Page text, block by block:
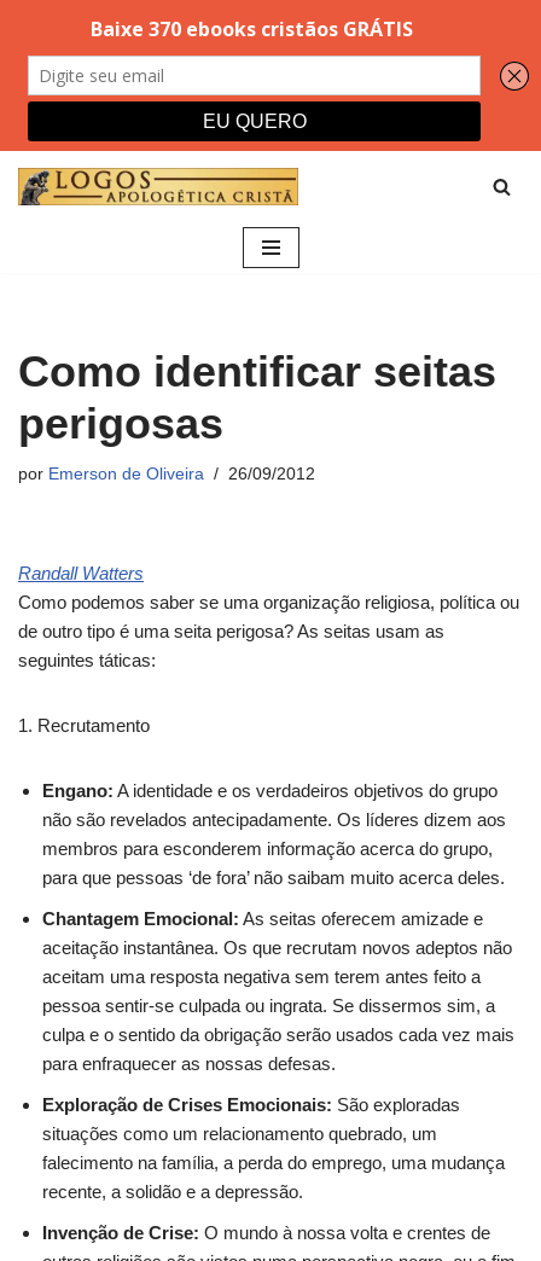
Como identificar seitas
perigosas
por Emerson de Oliveira 26/09/2012
Randall Watters
Como podemos saber se uma organização religiosa, política ou
de outro tipo é uma seita perigosa? As seitas usam as
seguintes táticas:
1. Recrutamento
Engano: A identidade e os verdadeiros objetivos do grupo
não são revelados antecipadamente. Os líderes dizem aos
membros para esconderem informação acerca do grupo,
para que pessoas ‘de fora’ não saibam muito acerca deles.
Chantagem Emocional: As seitas oferecem amizade e
aceitação instantânea. Os que recrutam novos adeptos não
aceitam uma resposta negativa sem terem antes feito a
pessoa sentir-se culpada ou ingrata. Se dissermos sim, a
culpa e o sentido da obrigação serão usados cada vez mais
para enfraquecer as nossas defesas.
Exploração de Crises Emocionais: São exploradas
situações como um relacionamento quebrado, um
falecimento na família, a perda do emprego, uma mudança
recente, a solidão e a depressão.
Invenção de Crise: O mundo à nossa volta e crentes de